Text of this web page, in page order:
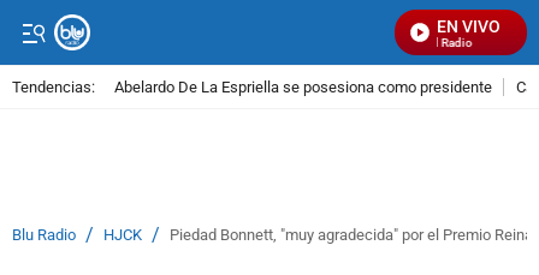
EN VIVO
Señal Visual Radio
Tendencias: Abelardo De La Espriella se posesiona como presidente
Blu Radio / HJCK / Piedad Bonnett, "muy agradecida" por el Premio